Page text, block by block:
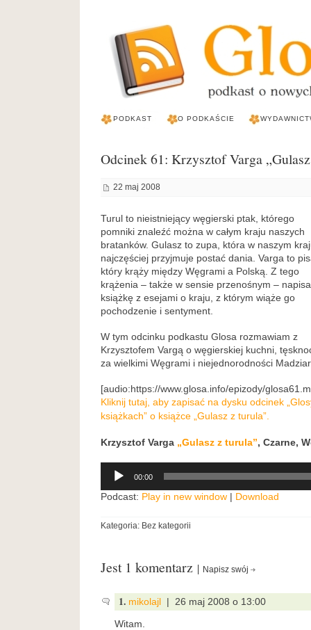
PODKAST O PODKAŚCIE
Odcinek 61: Krzysztof Varga
22 maj 2008
Turul to nieistniejący węgierski ptak, którego
pomniki znaleźć można w całym kraju naszych
bratanków. Gulasz to zupa, która w naszym
najczęściej przyjmuje postać dania. Varga to
który krąży między Węgrami a Polską. Z tego
krążenia – także w sensie przenośnym –
książkę z esejami o kraju, z którym wiąże go
pochodzenie i sentyment.
W tym odcinku podkastu Glosa rozmawiam z
Krzysztofem Vargą o węgierskiej kuchni,
za wielkimi Węgrami i niejednorodności
[audio:https://www.glosa.info/epizody/
Kliknij tutaj, aby zapisać na dysku odcinek
książkach” o książce „Gulasz z turula”.
Krzysztof Varga „Gulasz z turula”, Czarne,
Odtwarzacz
plików
dźwiękowych
00:00
Podcast: Play in new window Download
Kategoria: Bez kategorii
Jest 1 komentarz Napisz swój
1. mikolajl | 26 maj 2008 o 13:00
Witam.